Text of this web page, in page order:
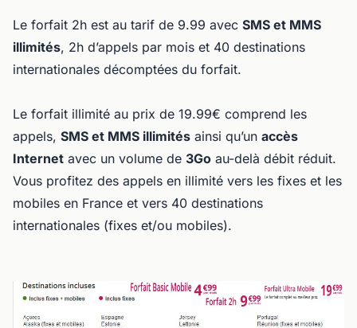
Le forfait 2h est au tarif de 9.99 avec SMS et MMS
illimités, 2h d’appels par mois et 40 destinations
internationales décomptées du forfait.
Le forfait illimité au prix de 19.99€ comprend les
appels, SMS et MMS illimités ainsi qu’un accès
Internet avec un volume de 3Go au-delà débit réduit.
Vous profitez des appels en illimité vers les fixes et les
mobiles en France et vers 40 destinations
internationales (fixes et/ou mobiles).